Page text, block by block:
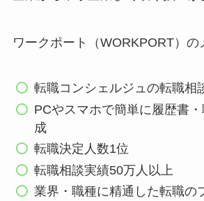
ワークポート（WORKPORT）の
転職コンシェルジュの転職相
PCやスマホで簡単に履歴書
成
転職決定人数1位
転職相談実績50万人以上
業界・職種に精通した転職の